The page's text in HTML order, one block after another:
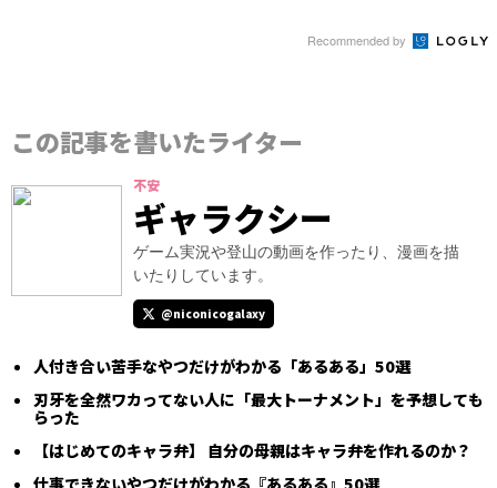
Recommended by
この記事を書いたライター
不安
ギャラクシー
ゲーム実況や登山の動画を作ったり、漫画を描
いたりしています。
@niconicogalaxy
人付き合い苦手なやつだけがわかる「あるある」50選
刃牙を全然ワカってない人に「最大トーナメント」を予想しても
らった
【はじめてのキャラ弁】 自分の母親はキャラ弁を作れるのか？
仕事できないやつだけがわかる『あるある』50選